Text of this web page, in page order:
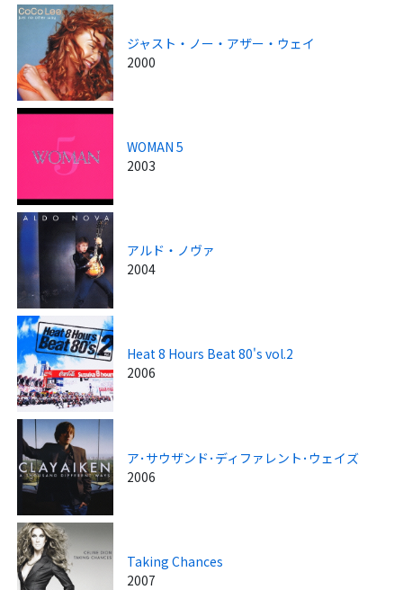
ジャスト・ノー・アザー・ウェイ
2000
WOMAN 5
2003
アルド・ノヴァ
2004
Heat 8 Hours Beat 80's vol.2
2006
ア･サウザンド･ディファレント･ウェイズ
2006
Taking Chances
2007